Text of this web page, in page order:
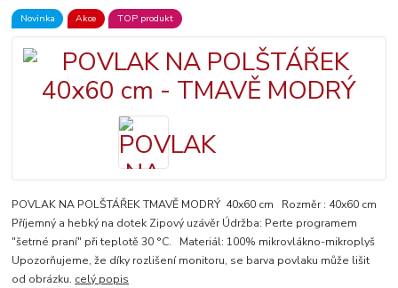
Novinka Akce TOP produkt
POVLAK NA POLŠTÁŘEK TMAVĚ MODRÝ 40x60 cm Rozměr : 40x60 cm
Příjemný a hebký na dotek Zipový uzávěr Údržba: Perte programem
"šetrné praní" při teplotě 30 °C. Materiál: 100% mikrovlákno-mikroplyš
Upozorňujeme, že díky rozlišení monitoru, se barva povlaku může lišit
od obrázku. celý popis